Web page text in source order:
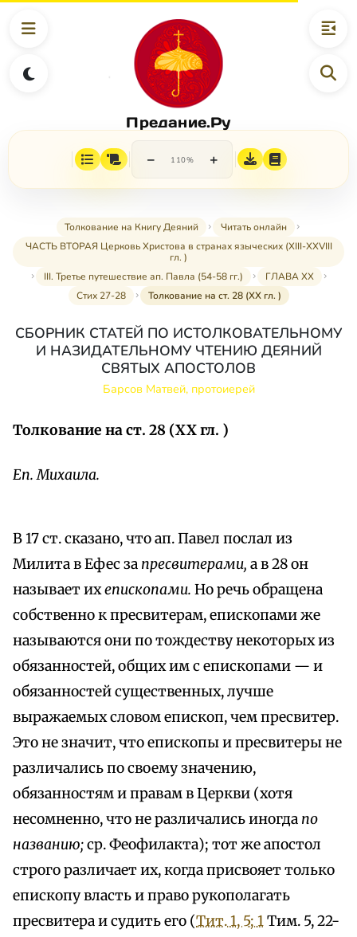
Предание.Ру
− 110% +
Толкование на Книгу Деяний
Читать онлайн
ЧАСТЬ ВТОРАЯ Церковь Христова в странах языческих (XIII-XXVIII
гл. )
III. Третье путешествие ап. Павла (54-58 гг.)
ГЛАВА XX
Стих 27-28
Толкование на ст. 28 (XX гл. )
СБОРНИК СТАТЕЙ ПО ИСТОЛКОВАТЕЛЬНОМУ
И НАЗИДАТЕЛЬНОМУ ЧТЕНИЮ ДЕЯНИЙ
СВЯТЫХ АПОСТОЛОВ
Барсов Матвей, протоиерей
Толкование на ст. 28 (XX гл. )
Еп. Михаила.
В 17 ст. сказано, что ап. Павел послал из
Милита в Ефес за пресвитерами, а в 28 он
называет ихепископами. Но речь обращена
собственно к пресвитерам, епископами же
называются они по тождеству некоторых из
обязанностей, общих им с епископами — и
обязанностей существенных, лучше
выражаемых словом епископ, чем пресвитер.
Это не значит, что епископы и пресвитеры не
различались по своему значению,
обязанностям и правам в Церкви (хотя
несомненно, что не различались иногда по
названию;ср. Феофилакта); тот же апостол
строго различает их, когда присвояет только
епископу власть и право рукополагать
пресвитера и судить его (Тит. 1, 5; 1Тим. 5, 22-